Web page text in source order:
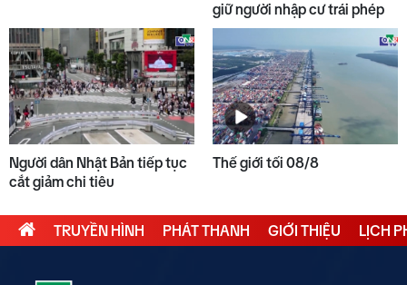
giữ người nhập cư trái phép
Người dân Nhật Bản tiếp tục
cắt giảm chi tiêu
Thế giới tối 08/8
TRUYỀN HÌNH PHÁT THANH GIỚI THIỆU LỊCH